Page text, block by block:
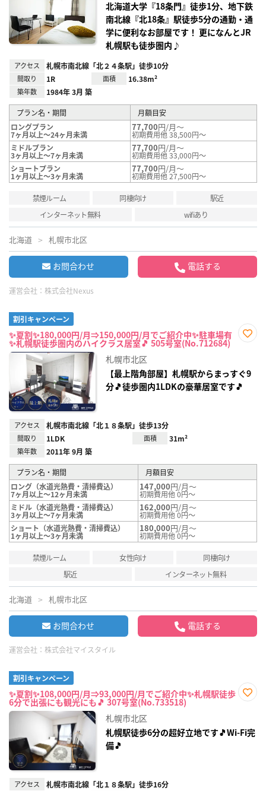
録
北海道大学『18条門』徒歩1分、地下鉄
南北線『北18条』駅徒歩5分の通勤・通
学に便利なお部屋です！ 更になんとJR
札幌駅も徒歩圏内♪
アクセス 札幌市南北線「北２４条駅」徒歩10分
間取り 1R 面積 16.38m²
築年数 1984年 3月 築
プラン名・期間
月額目安
ロングプラン
7ヶ月以上～24ヶ月未満
77,700円/月～
初期費用他 38,500円～
ミドルプラン
3ヶ月以上～7ヶ月未満
77,700円/月～
初期費用他 33,000円～
ショートプラン
1ヶ月以上～3ヶ月未満
77,700円/月～
初期費用他 27,500円～
禁煙ルーム 同棲向け
駅近
インターネット無料
wifiあり
北海道 札幌市北区
お問合わせ 電話する
運営会社： 株式会社Nexus
割引キャンペーン
✨夏割✨180,000円/月⇒150,000円/月でご紹介中✨駐車場有
✨札幌駅徒歩圏内のハイクラス居室🎵 505号室(No.712684)
録
札幌市北区
【最上階角部屋】札幌駅からまっすぐ9
分🎵徒歩圏内1LDKの豪華居室です🎵
アクセス 札幌市南北線「北１８条駅」徒歩13分
間取り 1LDK 面積 31m²
築年数 2011年 9月 築
プラン名・期間
月額目安
ロング（水道光熱費・清掃費込）
7ヶ月以上～12ヶ月未満
147,000円/月～
初期費用他 0円～
ミドル（水道光熱費・清掃費込）
3ヶ月以上～7ヶ月未満
162,000円/月～
初期費用他 0円～
ショート（水道光熱費・清掃費込）
1ヶ月以上～3ヶ月未満
180,000円/月～
初期費用他 0円～
禁煙ルーム 女性向け
同棲向け
駅近
インターネット無料
北海道 札幌市北区
お問合わせ 電話する
運営会社： 株式会社マイスタイル
割引キャンペーン
✨夏割✨108,000円/月⇒93,000円/月でご紹介中✨札幌駅徒歩
6分で出張にも観光にも🎵 307号室(No.733518)
録
札幌市北区
札幌駅徒歩6分の超好立地です🎵Wi-Fi完
備🎵
アクセス 札幌市南北線「北１８条駅」徒歩16分